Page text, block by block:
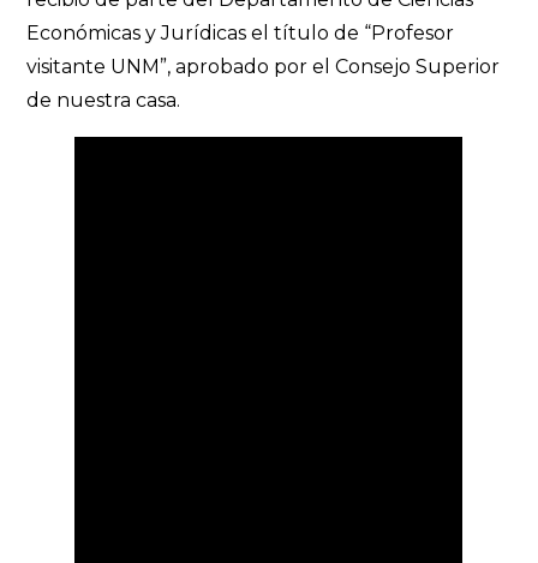
Económicas y Jurídicas el título de “Profesor
visitante UNM”, aprobado por el Consejo Superior
de nuestra casa.